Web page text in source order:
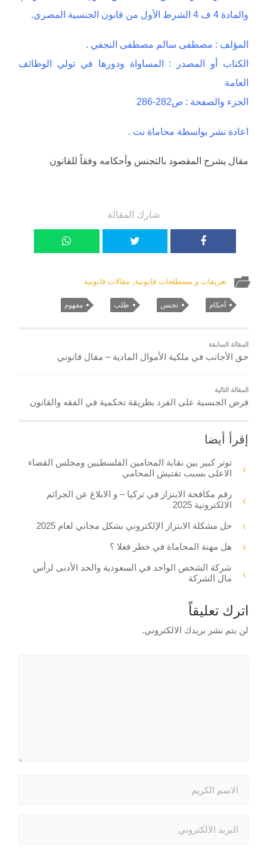
والمادة 4 ف 4 الشرط الأول من قانون الجنسية المصري.
المؤلف : مصطفى سالم مصطفى النجفي .
الكتاب أو المصدر : المساواة ودورها في تولي الوظائف
العامة
الجزء والصفحة : ص282-286
اعادة نشر بواسطة محاماة نت .
مقال يشرح المقصود بالتجنس وأحكامه وفقاً للقانون
شارك المقالة
تعريفات و مصطلحات قانونية, مقالات قانونية
أحكام تجنس طلب مفهوم
المقالة السابقة
حق الأجانب في ملكية الأموال المادية – مقال قانوني
المقالة التالية
فرض الجنسية على الفرد بطريقة تحكمية في الفقه والقانون
إقرأ أيضا
توتر كبير بين نقابة المحامين الفلسطيين ومجلس القضاء
الاعلى بسبب تفتيش المحامي
رقم مكافحة الابتزاز في تركيا – و الابلاغ عن الجرائم
الالكترونية 2025
حل مشكلة الابتزاز الإلكتروني بشكل مجاني لعام 2025
هل مهنة المحاماة في خطر فعلا ؟
شركة الشخص الواحد في السعودية والحد الأدنى لرأس
مال الشركة
اترك تعليقاً
لن يتم نشر بريدك الالكتروني.